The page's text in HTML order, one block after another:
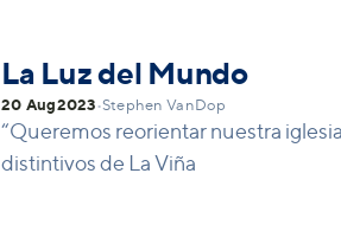
La Luz del Mundo
20 Aug2023•Stephen VanDop
“Queremos reorientar nuestra
distintivos de La Viña